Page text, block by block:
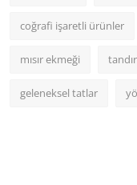
coğrafi işaretli ürünler
mısır ekmeği
geleneksel tatlar